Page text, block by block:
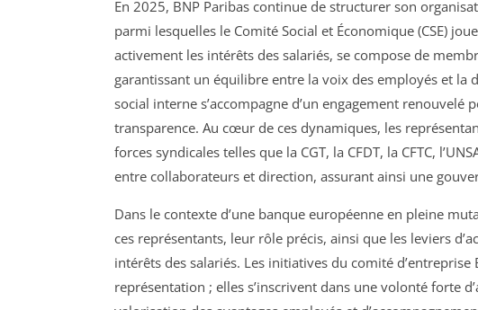
En 2025, BNP Paribas continue de structurer son
parmi lesquelles le Comité Social et Économique (CSE)
activement les intérêts des salariés, se compose de
garantissant un équilibre entre la voix des employés et la
social interne s’accompagne d’un engagement
transparence. Au cœur de ces dynamiques, les
forces syndicales telles que la CGT, la CFDT, la CFTC,
entre collaborateurs et direction, assurant ainsi une
Dans le contexte d’une banque européenne en pleine
ces représentants, leur rôle précis, ainsi que les leviers
intérêts des salariés. Les initiatives du comité
représentation ; elles s’inscrivent dans une volonté forte